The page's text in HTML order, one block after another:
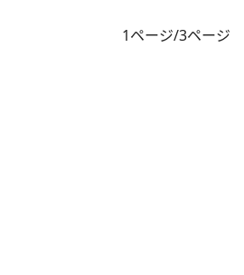
1ページ/3ページ